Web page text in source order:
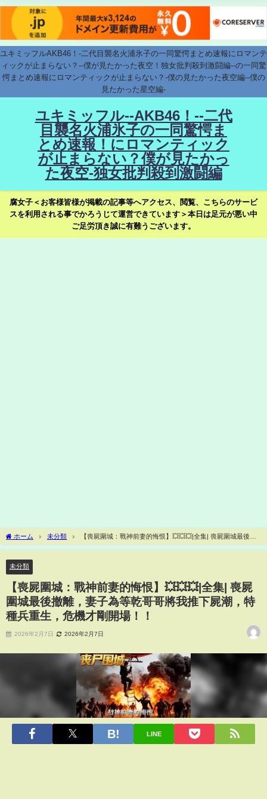
ユキミッフルAKB46！-二代目襲名火浦氷子の一同驚愕まとめ速報にロマンテ
ィックが止まらない？--僕が見たかった夜空！独女批判殺到激闘編--の一同驚
愕まとめ速報にロマンティックが止まらない？-僕の見たかった夜空編--僕の
見たかった星空編-
ユキミッフル--AKB46！--二代
目襲名火浦氷子の一同驚愕ま
とめ速報！にロマンティック
が止まらない？僕が見たかっ
た夜空-独女批判殺到激闘編
腐女子＜お客様皆様が掲載の記事等へアクセス、閲覧、こちらのサービ
スを利用される事でかろうじて運営できています＞本日は足元が悪い中
ご足労頂き誠に有難うございます。
ホーム 未分類
【喪屍圍城：戰神前妻的悔恨】💥💥💥|全集| 喪屍圍城最後撤
離，妻子為等乾哥哥將我推下屍潮，特種兵重生，危機才剛開場！！
未分類
【喪屍圍城：戰神前妻的悔恨】💥💥💥|全集| 喪屍
圍城最後撤離，妻子為等乾哥哥將我推下屍潮，特
種兵重生，危機才剛開場！！
2026年2月7日 2026年2月7日
LINE